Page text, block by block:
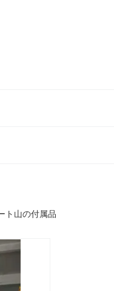
ト山の付属品